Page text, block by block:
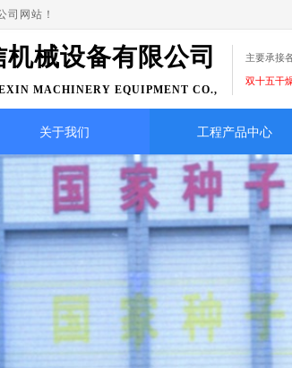
司网站！
主要承接
双十五干
MACHINERY EQUIPMENT CO.,
械设备有限公司
关于我们 工程产品中心
益求精诚信至